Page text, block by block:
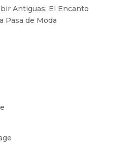
Antiguas: El Encanto
Pasa de Moda